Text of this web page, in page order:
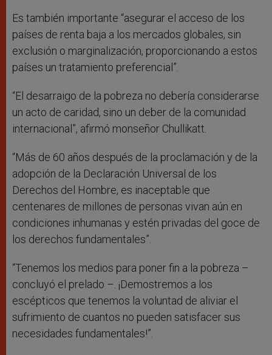
Es también importante “asegurar el acceso de los
países de renta baja a los mercados globales, sin
exclusión o marginalización, proporcionando a estos
países un tratamiento preferencial”.
“El desarraigo de la pobreza no debería considerarse
un acto de caridad, sino un deber de la comunidad
internacional”, afirmó monseñor Chullikatt.
“Más de 60 años después de la proclamación y de la
adopción de la Declaración Universal de los
Derechos del Hombre, es inaceptable que
centenares de millones de personas vivan aún en
condiciones inhumanas y estén privadas del goce de
los derechos fundamentales”.
“Tenemos los medios para poner fin a la pobreza –
concluyó el prelado –. ¡Demostremos a los
escépticos que tenemos la voluntad de aliviar el
sufrimiento de cuantos no pueden satisfacer sus
necesidades fundamentales!”.